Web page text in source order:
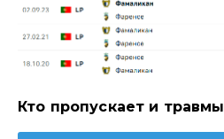
Кто пропускает и травмы